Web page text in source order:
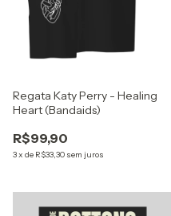
Regata Katy Perry - Healing
Heart (Bandaids)
R$99,90
3x de R$33,30 sem juros